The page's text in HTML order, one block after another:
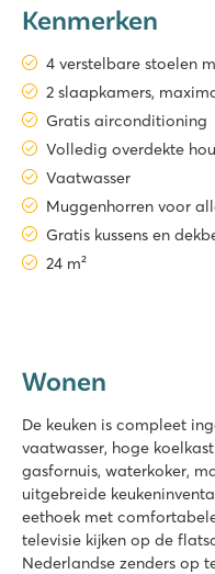
Kenmerken
4 verstelbare stoelen
2 slaapkamers,
Gratis airconditioning
Volledig overdekte
Vaatwasser
Muggenhorren voor
Gratis kussens en
24 m²
Wonen
De keuken is compleet
vaatwasser, hoge
gasfornuis, waterkoker,
uitgebreide
eethoek met
televisie kijken op de
Nederlandse zenders op